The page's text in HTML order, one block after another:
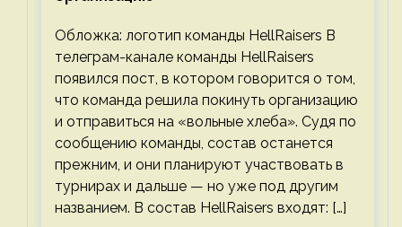
Обложка: логотип команды HellRaisers В
телеграм-канале команды HellRaisers
появился пост, в котором говорится о том,
что команда решила покинуть организацию
и отправиться на «вольные хлеба». Судя по
сообщению команды, состав останется
прежним, и они планируют участвовать в
турнирах и дальше — но уже под другим
названием. В состав HellRaisers входят: […]